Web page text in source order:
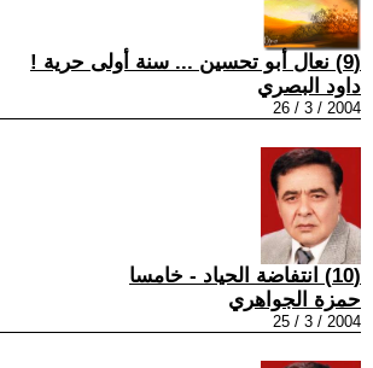
(9) نعال أبو تحسين ... سنة أولى حرية !
داود البصري
2004 / 3 / 26
(10) انتفاضة الحياد - خامسا
حمزة الجواهري
2004 / 3 / 25